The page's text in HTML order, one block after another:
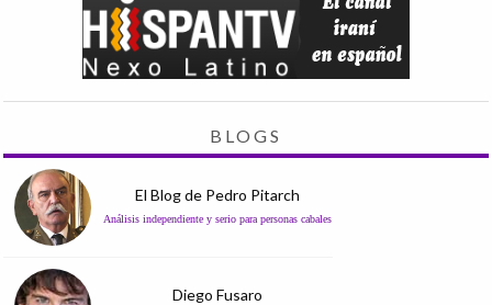
BLOGS
El Blog de Pedro Pitarch
Análisis independiente y serio para personas cabales
Diego Fusaro